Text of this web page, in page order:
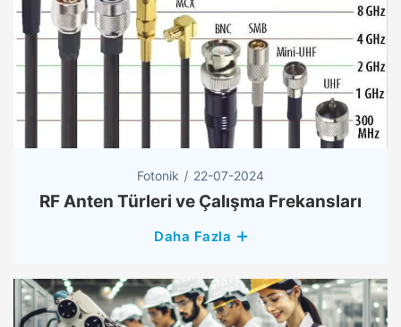
Fotonik 22-07-2024
RF Anten Türleri ve Çalışma Frekansları
Daha Fazla